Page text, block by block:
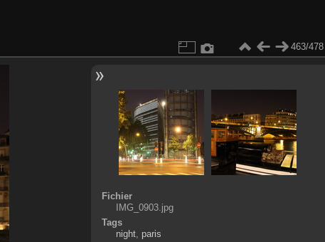
463/478
Fichier
IMG_0903.jpg
Tags
night, paris